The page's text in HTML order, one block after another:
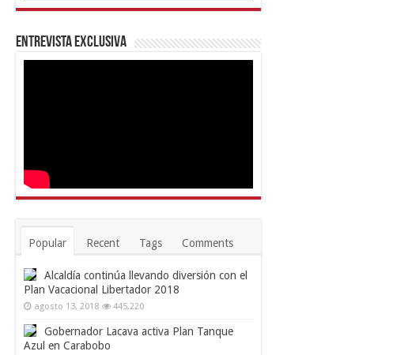
Entrevista Exclusiva
Popular Recent Tags Comments
Alcaldía continúa llevando diversión con el
Plan Vacacional Libertador 2018
agosto 13, 2018 445,220
Gobernador Lacava activa Plan Tanque
Azul en Carabobo